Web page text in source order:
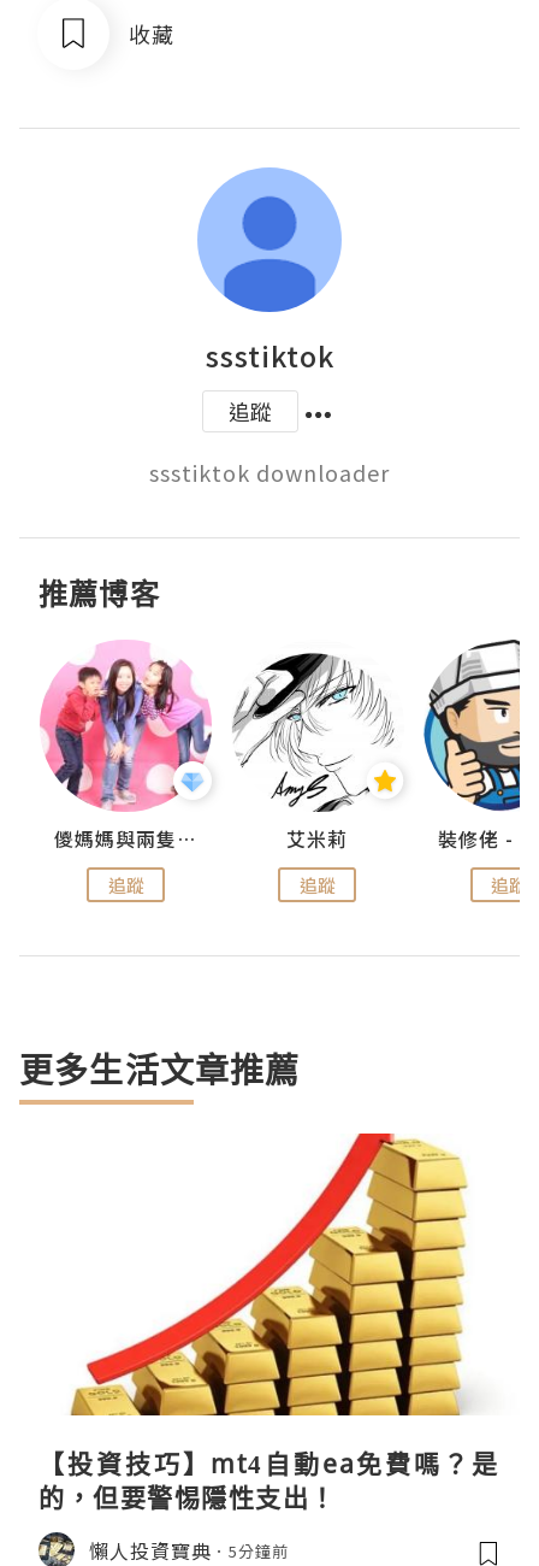
收藏
ssstiktok
追蹤
ssstiktok downloader
推薦博客
儍媽媽與兩隻小魔怪之家
追蹤
艾米莉
追蹤 追蹤
更多生活文章推薦
【投資技巧】mt4自動ea免費嗎？是
的，但要警惕隱性支出！
懶人投資寶典 5分鐘前